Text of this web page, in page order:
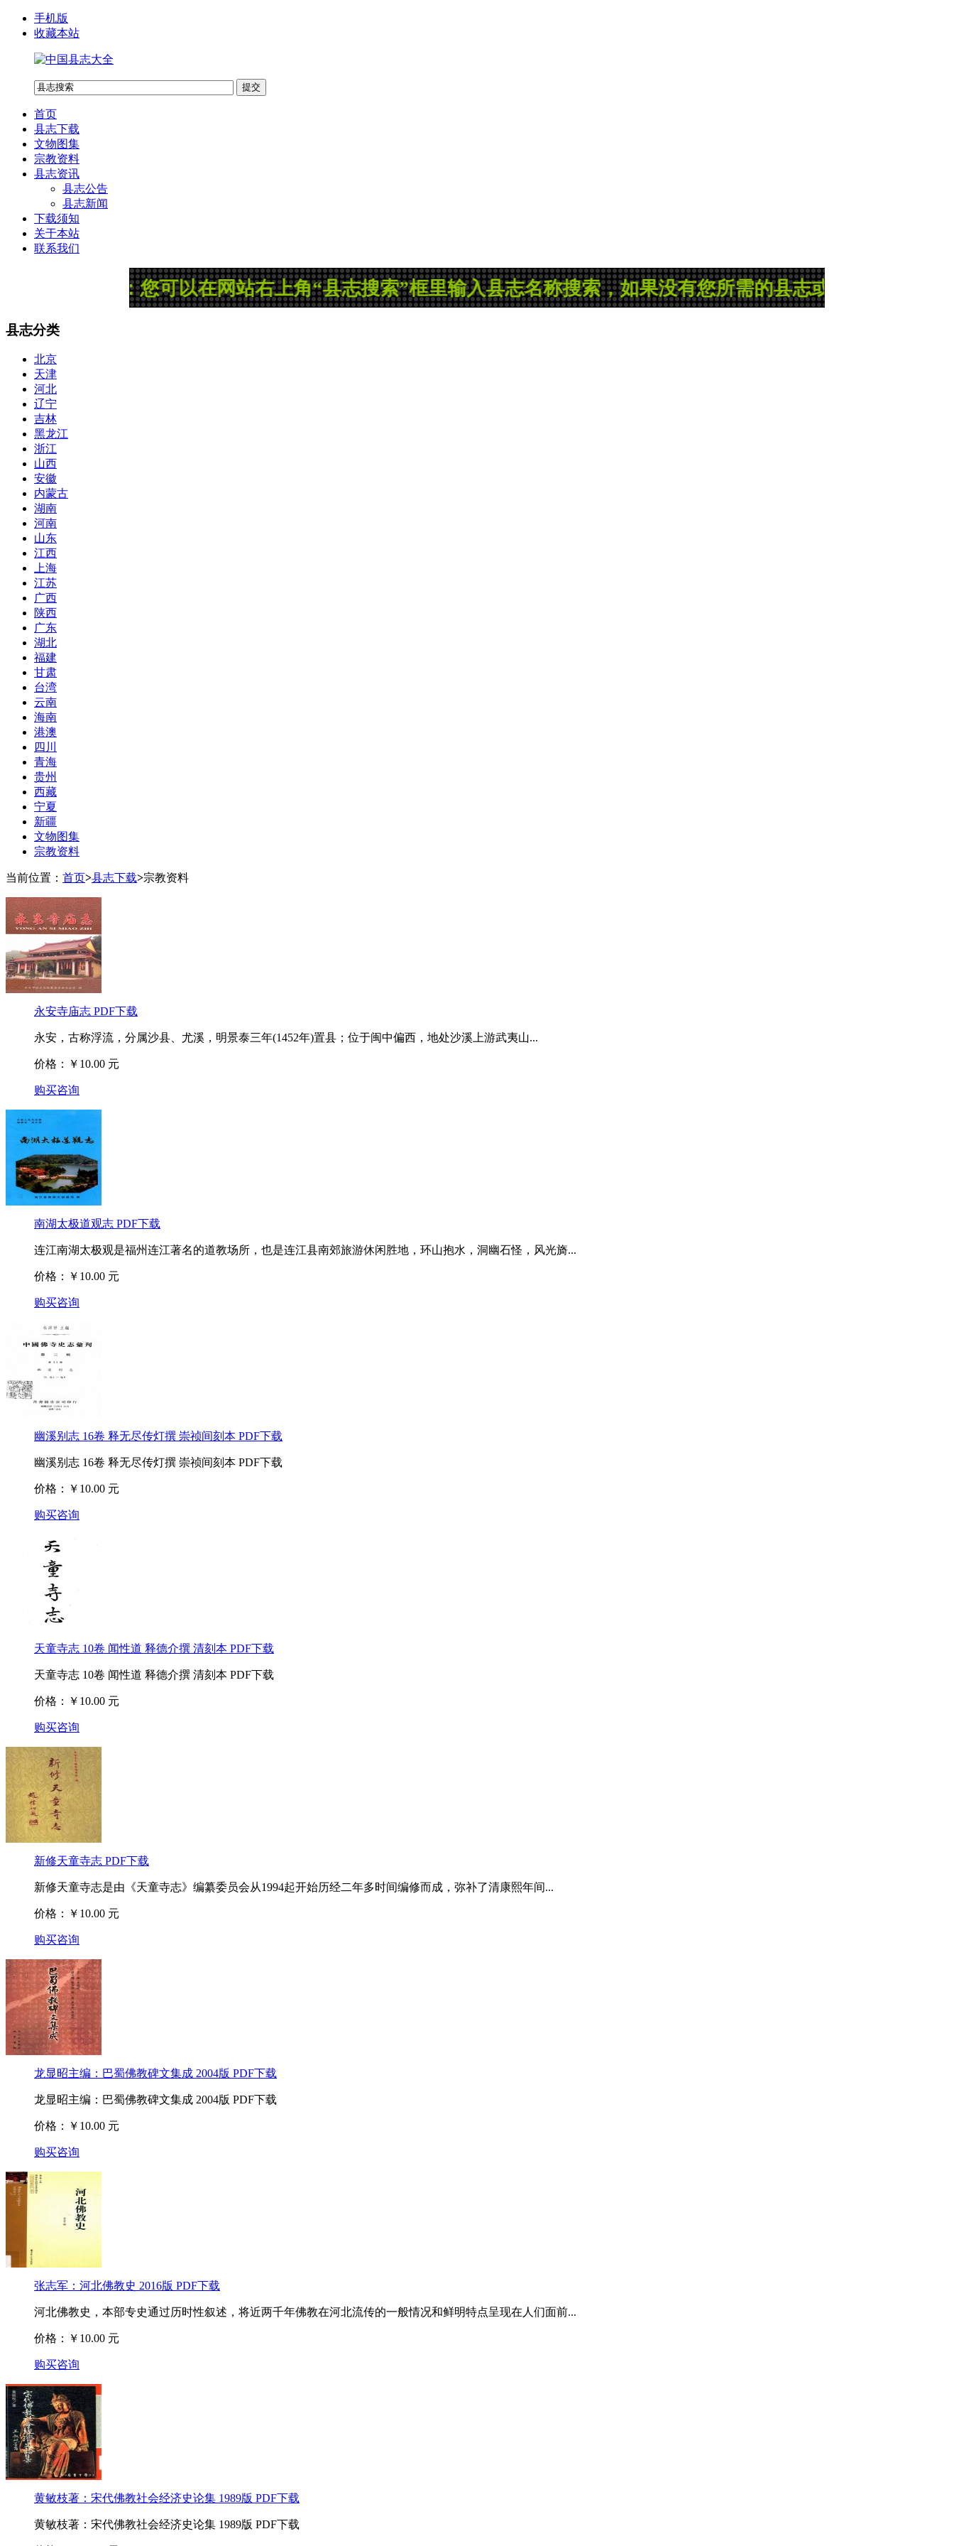
手机版
收藏本站
首页
县志下载
文物图集
宗教资料
县志资讯
县志公告
县志新闻
下载须知
关于本站
联系我们
公告：您可以在网站右上角“县志搜索”框里输入县志名称搜索，如果没有您所需的县志或地方志，那就是管
县志分类
北京
天津
河北
辽宁
吉林
黑龙江
浙江
山西
安徽
内蒙古
湖南
河南
山东
江西
上海
江苏
广西
陕西
广东
湖北
福建
甘肃
台湾
云南
海南
港澳
四川
青海
贵州
西藏
宁夏
新疆
文物图集
宗教资料
当前位置： 首页>县志下载>宗教资料
永安寺庙志 PDF下载
永安，古称浮流，分属沙县、尤溪，明景泰三年(1452年)置县；位于闽中偏西，地处沙溪上游武夷山...
价格：￥10.00 元
购买咨询
南湖太极道观志 PDF下载
连江南湖太极观是福州连江著名的道教场所，也是连江县南郊旅游休闲胜地，环山抱水，洞幽石怪，风光旖...
价格：￥10.00 元
购买咨询
幽溪别志 16卷 释无尽传灯撰 崇祯间刻本 PDF下载
幽溪别志 16卷 释无尽传灯撰 崇祯间刻本 PDF下载
价格：￥10.00 元
购买咨询
天童寺志 10卷 闻性道 释德介撰 清刻本 PDF下载
天童寺志 10卷 闻性道 释德介撰 清刻本 PDF下载
价格：￥10.00 元
购买咨询
新修天童寺志 PDF下载
新修天童寺志是由《天童寺志》编纂委员会从1994起开始历经二年多时间编修而成，弥补了清康熙年间...
价格：￥10.00 元
购买咨询
龙显昭主编：巴蜀佛教碑文集成 2004版 PDF下载
龙显昭主编：巴蜀佛教碑文集成 2004版 PDF下载
价格：￥10.00 元
购买咨询
张志军：河北佛教史 2016版 PDF下载
河北佛教史，本部专史通过历时性叙述，将近两千年佛教在河北流传的一般情况和鲜明特点呈现在人们面前...
价格：￥10.00 元
购买咨询
黄敏枝著：宋代佛教社会经济史论集 1989版 PDF下载
黄敏枝著：宋代佛教社会经济史论集 1989版 PDF下载